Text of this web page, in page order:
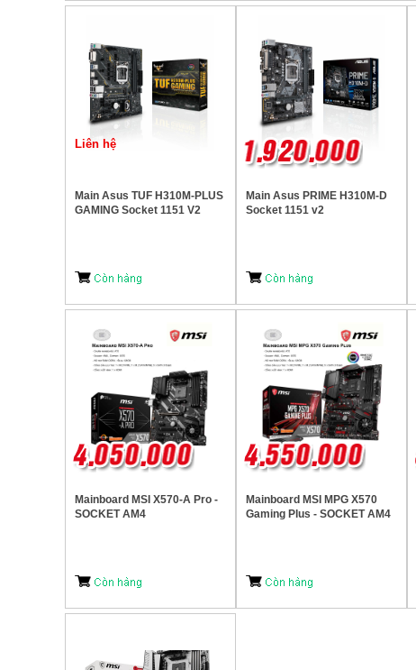
Liên hệ
Main Asus TUF H310M-PLUS
GAMING Socket 1151 V2
Main Asus PRIME H310M-D
Socket 1151 v2
Mainboard MSI X570-A Pro -
SOCKET AM4
Mainboard MSI MPG X570
Gaming Plus - SOCKET AM4